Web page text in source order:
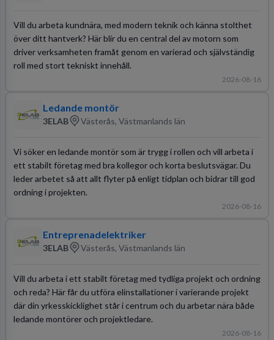
Vill du arbeta kundnära, med modern teknik och känna stolthet
över ditt hantverk? Här blir du en central del av motorn som
driver verksamheten framåt genom en varierad och självständig
roll med stort tekniskt innehåll.
2026-08-16
Ledande montör
3ELAB Västerås, Västmanlands län
Vi söker en ledande montör som är trygg i rollen och vill arbeta i
ett stabilt företag med bra kollegor och korta beslutsvägar. Du
leder arbetet så att allt flyter på enligt tidplan och bidrar till god
ordning i projekten.
2026-08-16
Entreprenadelektriker
3ELAB Västerås, Västmanlands län
Vill du arbeta i ett stabilt företag med tydliga projekt och ordning
och reda? Här får du utföra elinstallationer i varierande projekt
där din yrkesskicklighet står i centrum och du arbetar nära både
ledande montörer och projektledare.
2026-08-16